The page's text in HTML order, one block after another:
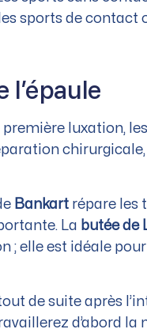
sports de contact
l’épaule
première luxation,
Bankart répare les
La butée de
; elle est idéale
de suite après
d’abord